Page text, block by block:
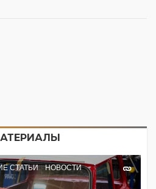
СТАТЬИ НОВОСТИ